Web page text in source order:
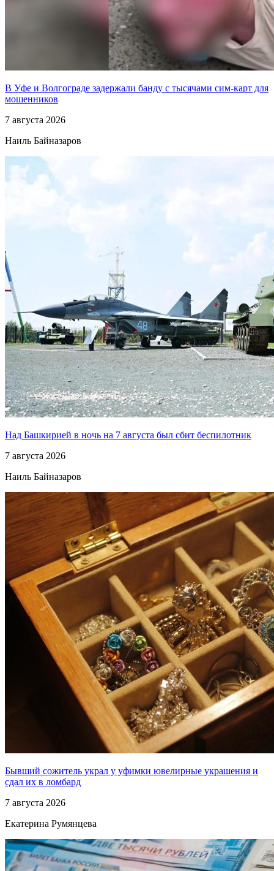
В Уфе и Волгограде задержали банду с тысячами сим-карт для
мошенников
7 августа 2026
Наиль Байназаров
Над Башкирией в ночь на 7 августа был сбит беспилотник
7 августа 2026
Наиль Байназаров
Бывший сожитель украл у уфимки ювелирные украшения и
сдал их в ломбард
7 августа 2026
Екатерина Румянцева